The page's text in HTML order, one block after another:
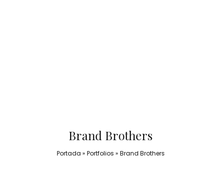
Brand Brothers
Portada » Portfolios » Brand Brothers